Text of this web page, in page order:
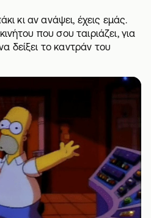
κι αν ανάψει, έχεις εμάς.
που σου ταιριάζει, για
δείξει το καντράν του